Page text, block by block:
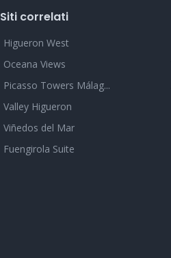
Siti correlati
Higueron West
Oceana Views
Picasso Towers Málag...
Valley Higueron
Viñedos del Mar
Fuengirola Suite